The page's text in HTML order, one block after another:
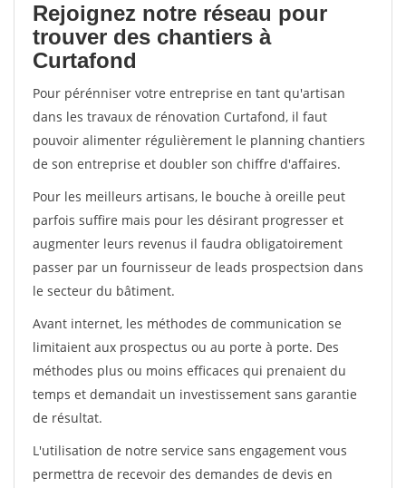
Rejoignez notre réseau pour
trouver des chantiers à
Curtafond
Pour pérénniser votre entreprise en tant qu'artisan
dans les travaux de rénovation Curtafond, il faut
pouvoir alimenter régulièrement le planning chantiers
de son entreprise et doubler son chiffre d'affaires.
Pour les meilleurs artisans, le bouche à oreille peut
parfois suffire mais pour les désirant progresser et
augmenter leurs revenus il faudra obligatoirement
passer par un fournisseur de leads prospectsion dans
le secteur du bâtiment.
Avant internet, les méthodes de communication se
limitaient aux prospectus ou au porte à porte. Des
méthodes plus ou moins efficaces qui prenaient du
temps et demandait un investissement sans garantie
de résultat.
L'utilisation de notre service sans engagement vous
permettra de recevoir des demandes de devis en